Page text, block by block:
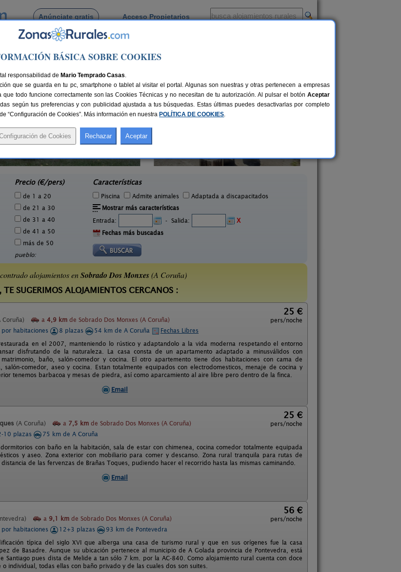
Anúnciate gratis Acceso Propietarios
por pueblo
Dos Monxes
Casa do Cancelo
Precio (€/pers)
de 1 a 20
de 21 a 30
de 31 a 40
de 41 a 50
más de 50
pueblo:
Características
Piscina Admite animales
Adaptada a discapacitados
Mostrar más características
Entrada:
- Salida:
X
Fechas más buscadas
alojamientos enSobrado Dos Monxes(A Coruña)
TE SUGERIMOS ALOJAMIENTOS CERCANOS :
Coruña) a 4,9 km de Sobrado Dos Monxes (A Coruña)
25 €
pers/noche
habitaciones
8 plazas 54 km de A Coruña
Fechas Libres
en el 2007, manteniendo lo rústico y adaptandolo a la vida moderna respetando el entorno
disfrutando de la naturaleza. La casa consta de un apartamento adaptado a minusválidos con
baño, salón-comedor y cocina. El otro apartemento tiene dos habitaciones con cama de
salón-comedor, aseo y cocina. Estan totalmente equipados con electrodomesticos, menaje de cocina y
tenemos barbacoa y mesas de piedra, así como aparcamiento al aire libre pero dentro de la finca.
Email
(A Coruña) a 7,5 km de Sobrado Dos Monxes (A Coruña)
25 €
pers/noche
10 plazas
75 km de A Coruña
con baño en la habitación, sala de estar con chimenea, cocina comedor totalmente equipada
y aseo. Zona exterior con mobiliario para comer y descanso. Zona rural tranquila para rutas de
de las fervenzas de Brañas Toques, pudiendo hacer el recorrido hasta las mismas caminando.
Email
a 9,1 km de Sobrado Dos Monxes (A Coruña)
56 €
pers/noche
habitaciones
12+3 plazas
93 km de Pontevedra
típica del siglo XVI que alberga una casa de turismo rural y que en sus orígenes fue la casa
de Basadre. Aunque su ubicación pertenece al municipio de A Golada provincia de Pontevedra, está
Santiago pues dista de Melide a tan sólo 7 km. por la AC-840. Como alojamiento rural cuenta con doce
individual, todas ellas con baño privado y de las cuales dos son suites.
BÁSICA SOBRE COOKIES
responsabilidad de Mario Temprado Casas.
que se guarda en tu pc, smartphone o tablet al visitar el portal. Algunas son nuestras y otras pertenecen a empresas
todo funcione correctamente son las Cookies Técnicas y no necesitan de tu autorización. Al pulsar el botón Aceptar
según tus preferencias y con publicidad ajustada a tus búsquedas. Estas últimas puedes desactivarlas por completo
“Configuración de Cookies”. Más información en nuestra POLÍTICA DE COOKIES.